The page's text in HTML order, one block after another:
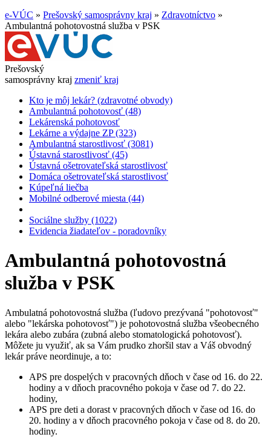
e-VÚC » Prešovský samosprávny kraj » Zdravotníctvo »
Ambulantná pohotovostná služba v PSK
Prešovský
samosprávny kraj zmeniť kraj
Kto je môj lekár? (zdravotné obvody)
Ambulantná pohotovosť (48)
Lekárenská pohotovosť
Lekárne a výdajne ZP (323)
Ambulantná starostlivosť (3081)
Ústavná starostlivosť (45)
Ústavná ošetrovateľská starostlivosť
Domáca ošetrovateľská starostlivosť
Kúpeľná liečba
Mobilné odberové miesta (44)
Sociálne služby (1022)
Evidencia žiadateľov - poradovníky
Ambulantná pohotovostná
služba v PSK
Ambulatná pohotovostná služba (ľudovo prezývaná "pohotovosť"
alebo "lekárska pohotovosť") je pohotovostná služba všeobecného
lekára alebo zubára (zubná alebo stomatologická pohotovosť).
Môžete ju využiť, ak sa Vám prudko zhoršil stav a Váš obvodný
lekár práve neordinuje, a to:
APS pre dospelých v pracovných dňoch v čase od 16. do 22.
hodiny a v dňoch pracovného pokoja v čase od 7. do 22.
hodiny,
APS pre deti a dorast v pracovných dňoch v čase od 16. do
20. hodiny a v dňoch pracovného pokoja v čase od 8. do 20.
hodiny.